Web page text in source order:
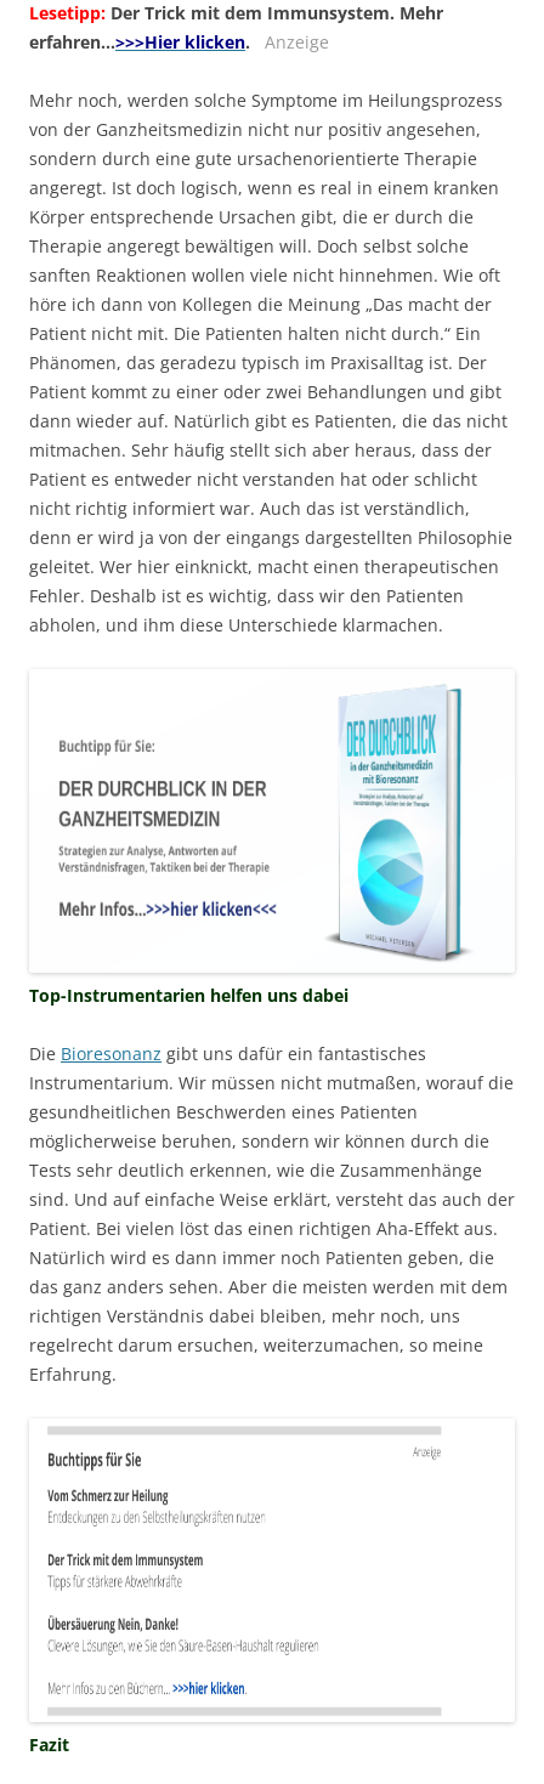
Lesetipp: Der Trick mit dem Immunsystem. Mehr
erfahren…>>>Hier klicken. Anzeige
Mehr noch, werden solche Symptome im Heilungsprozess
von der Ganzheitsmedizin nicht nur positiv angesehen,
sondern durch eine gute ursachenorientierte Therapie
angeregt. Ist doch logisch, wenn es real in einem kranken
Körper entsprechende Ursachen gibt, die er durch die
Therapie angeregt bewältigen will. Doch selbst solche
sanften Reaktionen wollen viele nicht hinnehmen. Wie oft
höre ich dann von Kollegen die Meinung „Das macht der
Patient nicht mit. Die Patienten halten nicht durch.“ Ein
Phänomen, das geradezu typisch im Praxisalltag ist. Der
Patient kommt zu einer oder zwei Behandlungen und gibt
dann wieder auf. Natürlich gibt es Patienten, die das nicht
mitmachen. Sehr häufig stellt sich aber heraus, dass der
Patient es entweder nicht verstanden hat oder schlicht
nicht richtig informiert war. Auch das ist verständlich,
denn er wird ja von der eingangs dargestellten Philosophie
geleitet. Wer hier einknickt, macht einen therapeutischen
Fehler. Deshalb ist es wichtig, dass wir den Patienten
abholen, und ihm diese Unterschiede klarmachen.
Top-Instrumentarien helfen uns dabei
Die Bioresonanz gibt uns dafür ein fantastisches
Instrumentarium. Wir müssen nicht mutmaßen, worauf die
gesundheitlichen Beschwerden eines Patienten
möglicherweise beruhen, sondern wir können durch die
Tests sehr deutlich erkennen, wie die Zusammenhänge
sind. Und auf einfache Weise erklärt, versteht das auch der
Patient. Bei vielen löst das einen richtigen Aha-Effekt aus.
Natürlich wird es dann immer noch Patienten geben, die
das ganz anders sehen. Aber die meisten werden mit dem
richtigen Verständnis dabei bleiben, mehr noch, uns
regelrecht darum ersuchen, weiterzumachen, so meine
Erfahrung.
Fazit